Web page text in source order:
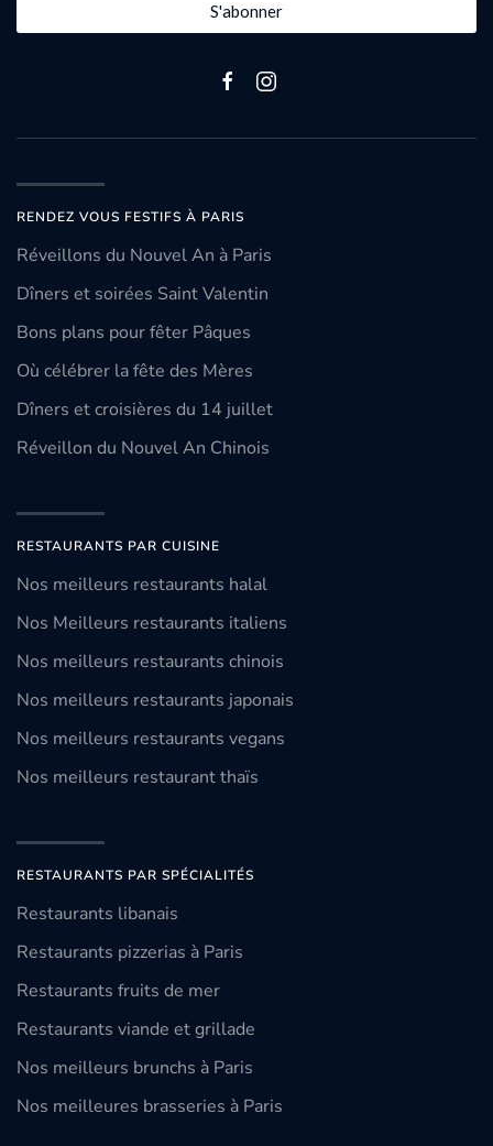
S'abonner
RENDEZ VOUS FESTIFS À PARIS
Réveillons du Nouvel An à Paris
Dîners et soirées Saint Valentin
Bons plans pour fêter Pâques
Où célébrer la fête des Mères
Dîners et croisières du 14 juillet
Réveillon du Nouvel An Chinois
RESTAURANTS PAR CUISINE
Nos meilleurs restaurants halal
Nos Meilleurs restaurants italiens
Nos meilleurs restaurants chinois
Nos meilleurs restaurants japonais
Nos meilleurs restaurants vegans
Nos meilleurs restaurant thaïs
RESTAURANTS PAR SPÉCIALITÉS
Restaurants libanais
Restaurants pizzerias à Paris
Restaurants fruits de mer
Restaurants viande et grillade
Nos meilleurs brunchs à Paris
Nos meilleures brasseries à Paris